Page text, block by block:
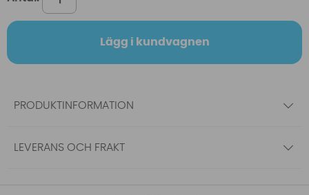
Lägg i kundvagnen
PRODUKTINFORMATION
LEVERANS OCH FRAKT